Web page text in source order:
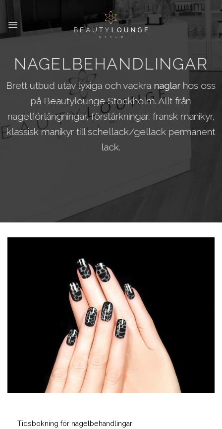
content
NAGELBEHANDLINGAR
Brett utbud utav lyxiga och vackra naglar hos oss
på Beautylounge Stockholm. Allt från
nagelförlängningar, förstärkningar, fransk manikyr,
klassisk manikyr till schellack/gellack permanent
lack.
Tidsbokning för nagelbehandlingar